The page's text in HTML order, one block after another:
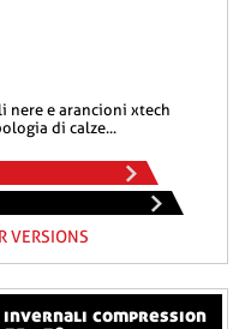
di calze...
VERSIONS